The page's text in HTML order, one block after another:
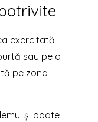
exercitată
sau pe o
pe zona
și poate